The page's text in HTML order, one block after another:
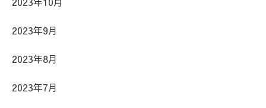
2023年9月
2023年8月
2023年7月